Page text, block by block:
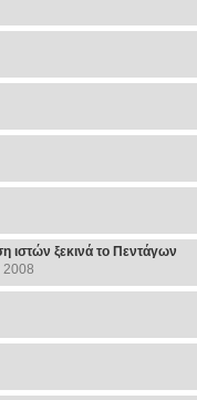
ιστών ξεκινά το Πεντάγων